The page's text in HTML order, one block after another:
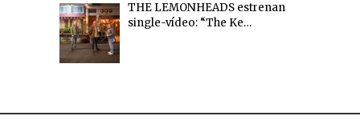
THE LEMONHEADS estrenan
single-vídeo: “The Ke…